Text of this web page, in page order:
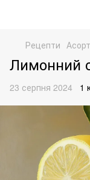
Рецепти
Лимонний
23 серпня 2024 1